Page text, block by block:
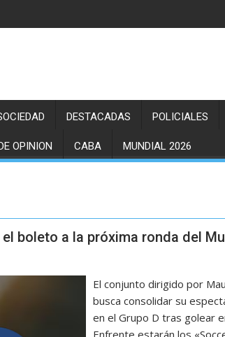
DESTACADAS POLICIALES
OPINION CABA MUNDIAL 2026
boleto a la próxima ronda del
El conjunto dirigido por
busca consolidar su
en el Grupo D tras golear
Enfrente estarán los